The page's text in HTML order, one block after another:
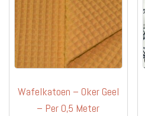
Wafelkatoen – Oker Geel
– Per 0,5 Meter